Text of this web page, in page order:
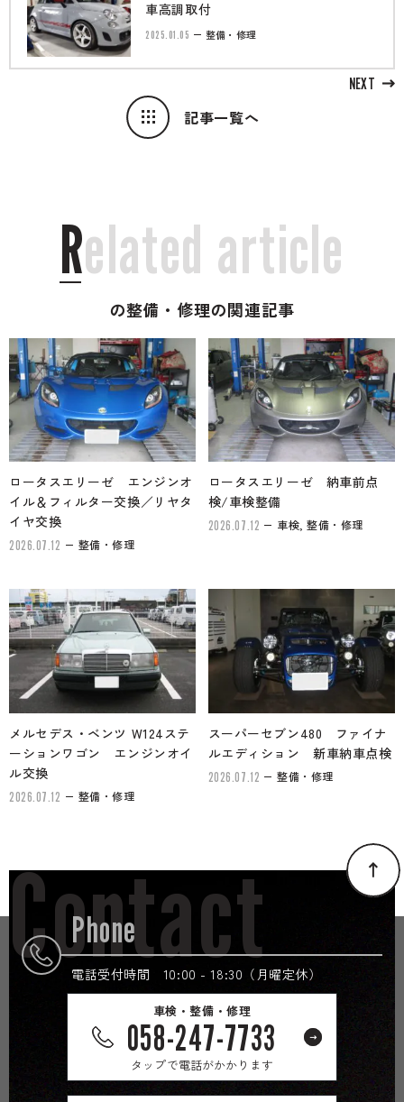
記事一覧へ
NEXT
車高調取付
2025.01.05 整備・修理
Related article
の整備・修理の関連記事
ロータスエリーゼ エンジンオ
イル＆フィルター交換／リヤタ
イヤ交換
2026.07.12 整備・修理
ロータスエリーゼ 納車前点
検/車検整備
2026.07.12 車検, 整備・修理
メルセデス・ベンツ W124ステ
ーションワゴン エンジンオイ
ル交換
2026.07.12 整備・修理
スーパーセブン480 ファイナ
ルエディション 新車納車点検
2026.07.12 整備・修理
Phone
電話受付時間 10:00 - 18:30（月曜定休）
車検・整備・修理
058-247-7733
タップで電話がかかります
Contact